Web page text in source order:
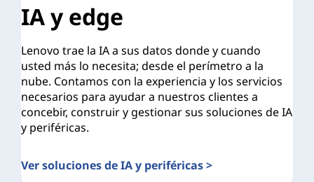
IA y edge
Lenovo trae la IA a sus datos donde y cuando
usted más lo necesita; desde el perímetro a la
nube. Contamos con la experiencia y los servicios
necesarios para ayudar a nuestros clientes a
concebir, construir y gestionar sus soluciones de IA
y periféricas.
Ver soluciones de IA y periféricas >